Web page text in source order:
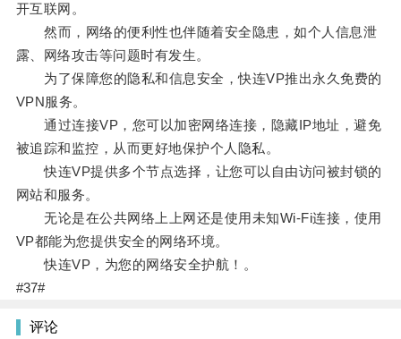
开互联网。
然而，网络的便利性也伴随着安全隐患，如个人信息泄
露、网络攻击等问题时有发生。
为了保障您的隐私和信息安全，快连VP推出永久免费的
VPN服务。
通过连接VP，您可以加密网络连接，隐藏IP地址，避免
被追踪和监控，从而更好地保护个人隐私。
快连VP提供多个节点选择，让您可以自由访问被封锁的
网站和服务。
无论是在公共网络上上网还是使用未知Wi-Fi连接，使用
VP都能为您提供安全的网络环境。
快连VP，为您的网络安全护航！。
#37#
评论